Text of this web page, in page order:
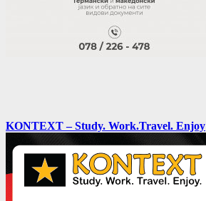
KONTEXT – Study. Work.Travel. Enjoy